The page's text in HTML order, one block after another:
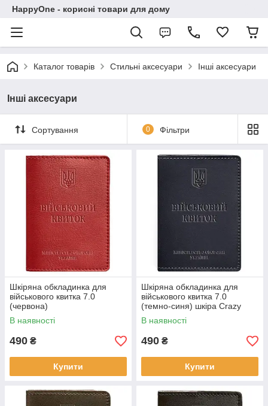
HappyOne - корисні товари для дому
Каталог товарів Стильні аксесуари Інші аксесуари
Інші аксесуари
Сортування 0 Фільтри
Шкіряна обкладинка для
військового квитка 7.0
(червона)
В наявності
490 ₴
Купити
Шкіряна обкладинка для
військового квитка 7.0
(темно-синя) шкіра Crazy
Horse
В наявності
490 ₴
Купити